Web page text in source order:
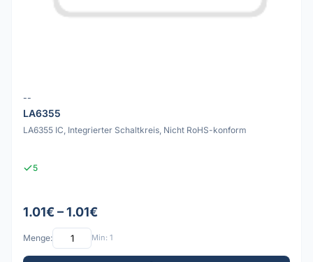
--
LA6355
LA6355 IC, Integrierter Schaltkreis, Nicht RoHS-konform
5
1.01€ – 1.01€
Menge: Min: 1